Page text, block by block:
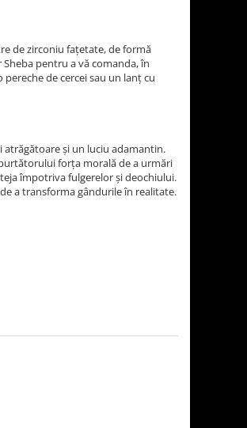
de zirconiu fațetate, de formă
pentru a vă comanda, în
de cercei sau un lanț cu
şi un luciu adamantin.
forţa morală de a urmări
împotriva fulgerelor şi deochiului.
a transforma gândurile în realitate.